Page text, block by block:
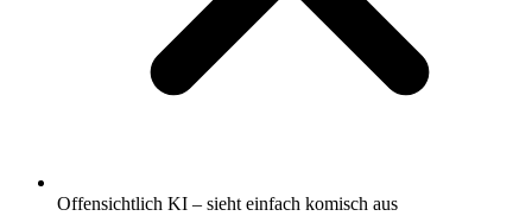
Offensichtlich KI – sieht einfach komisch aus